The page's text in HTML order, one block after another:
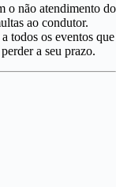
o não atendimento do
ao condutor.
todos os eventos que
a seu prazo.